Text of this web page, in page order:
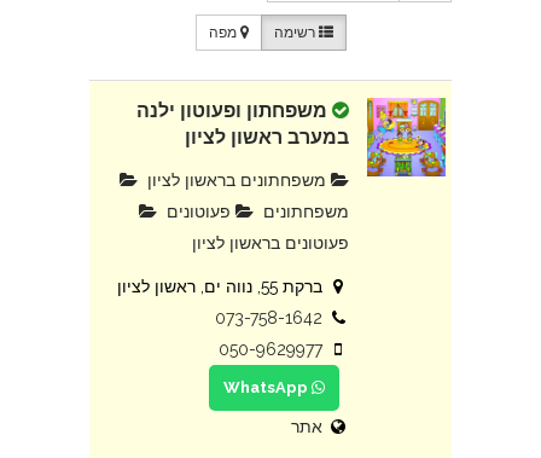
רשימה מפה
משפחתון ופעוטון ילנה
במערב ראשון לציון
משפחתונים בראשון לציון
משפחתונים
פעוטונים
פעוטונים בראשון לציון
ברקת 55, נווה ים, ראשון לציון
073-758-1642
050-9629977
אתר